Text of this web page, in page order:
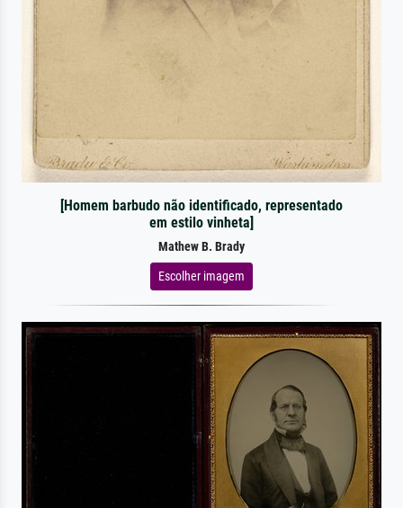
[Homem barbudo não identificado, representado
em estilo vinheta]
Mathew B. Brady
Escolher imagem